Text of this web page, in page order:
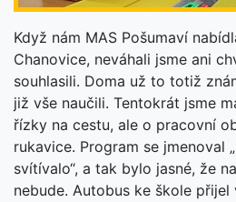
Když nám MAS Pošumaví
Chanovice, neváhali jsme ani
souhlasili. Doma už to totiž
již vše naučili. Tentokrát jsme
řízky na cestu, ale o pracovní
rukavice. Program se jmenoval
svítívalo“, a tak bylo jasné, že
nebude. Autobus ke škole